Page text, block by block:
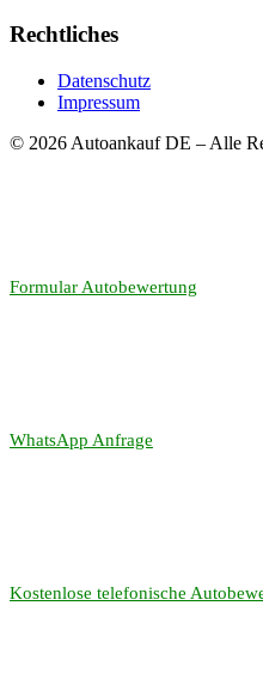
Rechtliches
Datenschutz
Impressum
© 2026 Autoankauf DE – Alle
Formular Autobewertung
WhatsApp Anfrage
Kostenlose telefonische